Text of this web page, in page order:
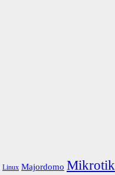
Linux Majordomo Mikrotik